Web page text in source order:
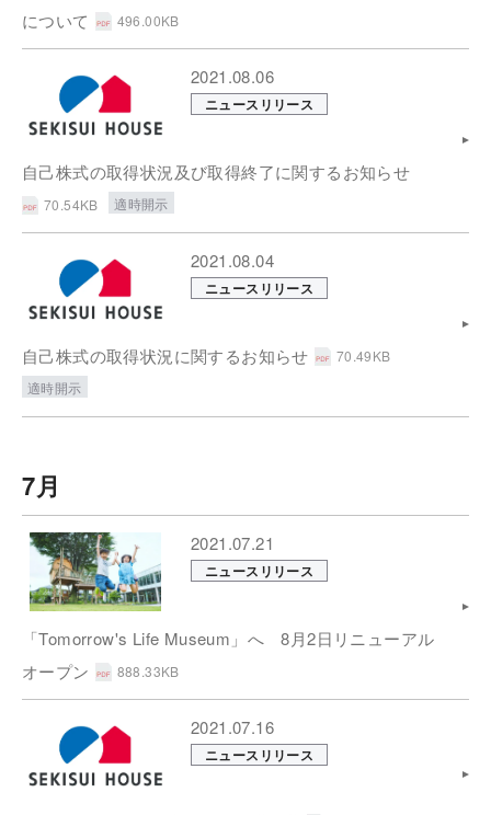
について
496.00KB
2021.08.06
ニュースリリース
自己株式の取得状況及び取得終了に関するお知らせ
70.54KB 適時開示
2021.08.04
ニュースリリース
自己株式の取得状況に関するお知らせ
70.49KB
適時開示
7月
2021.07.21
ニュースリリース
「Tomorrow's Life Museum」へ 8月2日リニューアル
オープン
888.33KB
2021.07.16
ニュースリリース